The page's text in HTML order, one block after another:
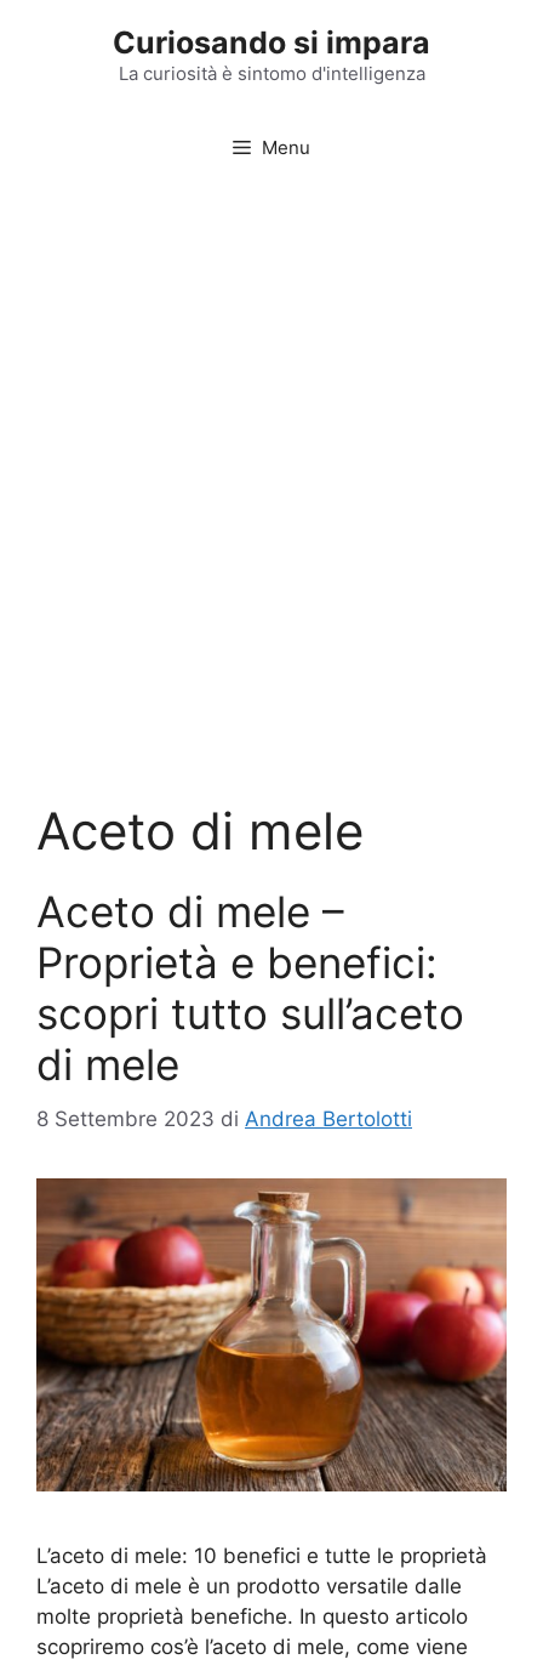
Curiosando si impara
La curiosità è sintomo d'intelligenza
Menu
Aceto di mele
Aceto di mele –
Proprietà e benefici:
scopri tutto sull’aceto
di mele
8 Settembre 2023 di Andrea Bertolotti
L’aceto di mele: 10 benefici e tutte le proprietà
L’aceto di mele è un prodotto versatile dalle
molte proprietà benefiche. In questo articolo
scopriremo cos’è l’aceto di mele, come viene